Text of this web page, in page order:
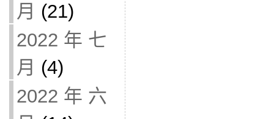
月 (21)
2022 年 七
月 (4)
2022 年 六